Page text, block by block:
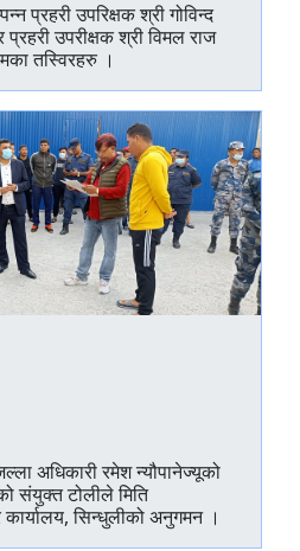
प्रहरी उपरिक्षक श्री गोविन्द
उपरीक्षक श्री विमल राज
तस्विरहरु ।
अधिकारी रमेश न्यौपानेज्यूको
संयुक्त टोलीले मिति
सिन्धुलीको अनुगमन ।